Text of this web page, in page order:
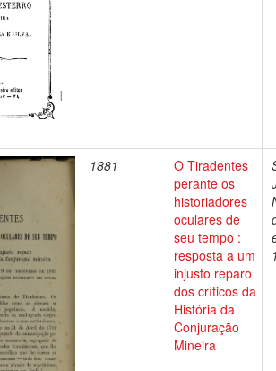
1881
O Tiradentes
perante os
historiadores
oculares de
seu tempo :
resposta a um
injusto reparo
dos críticos da
História da
Conjuração
Mineira